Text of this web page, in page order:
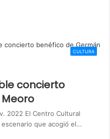
CULTURA
concierto
2022 El Centro Cultural
que acogió el…